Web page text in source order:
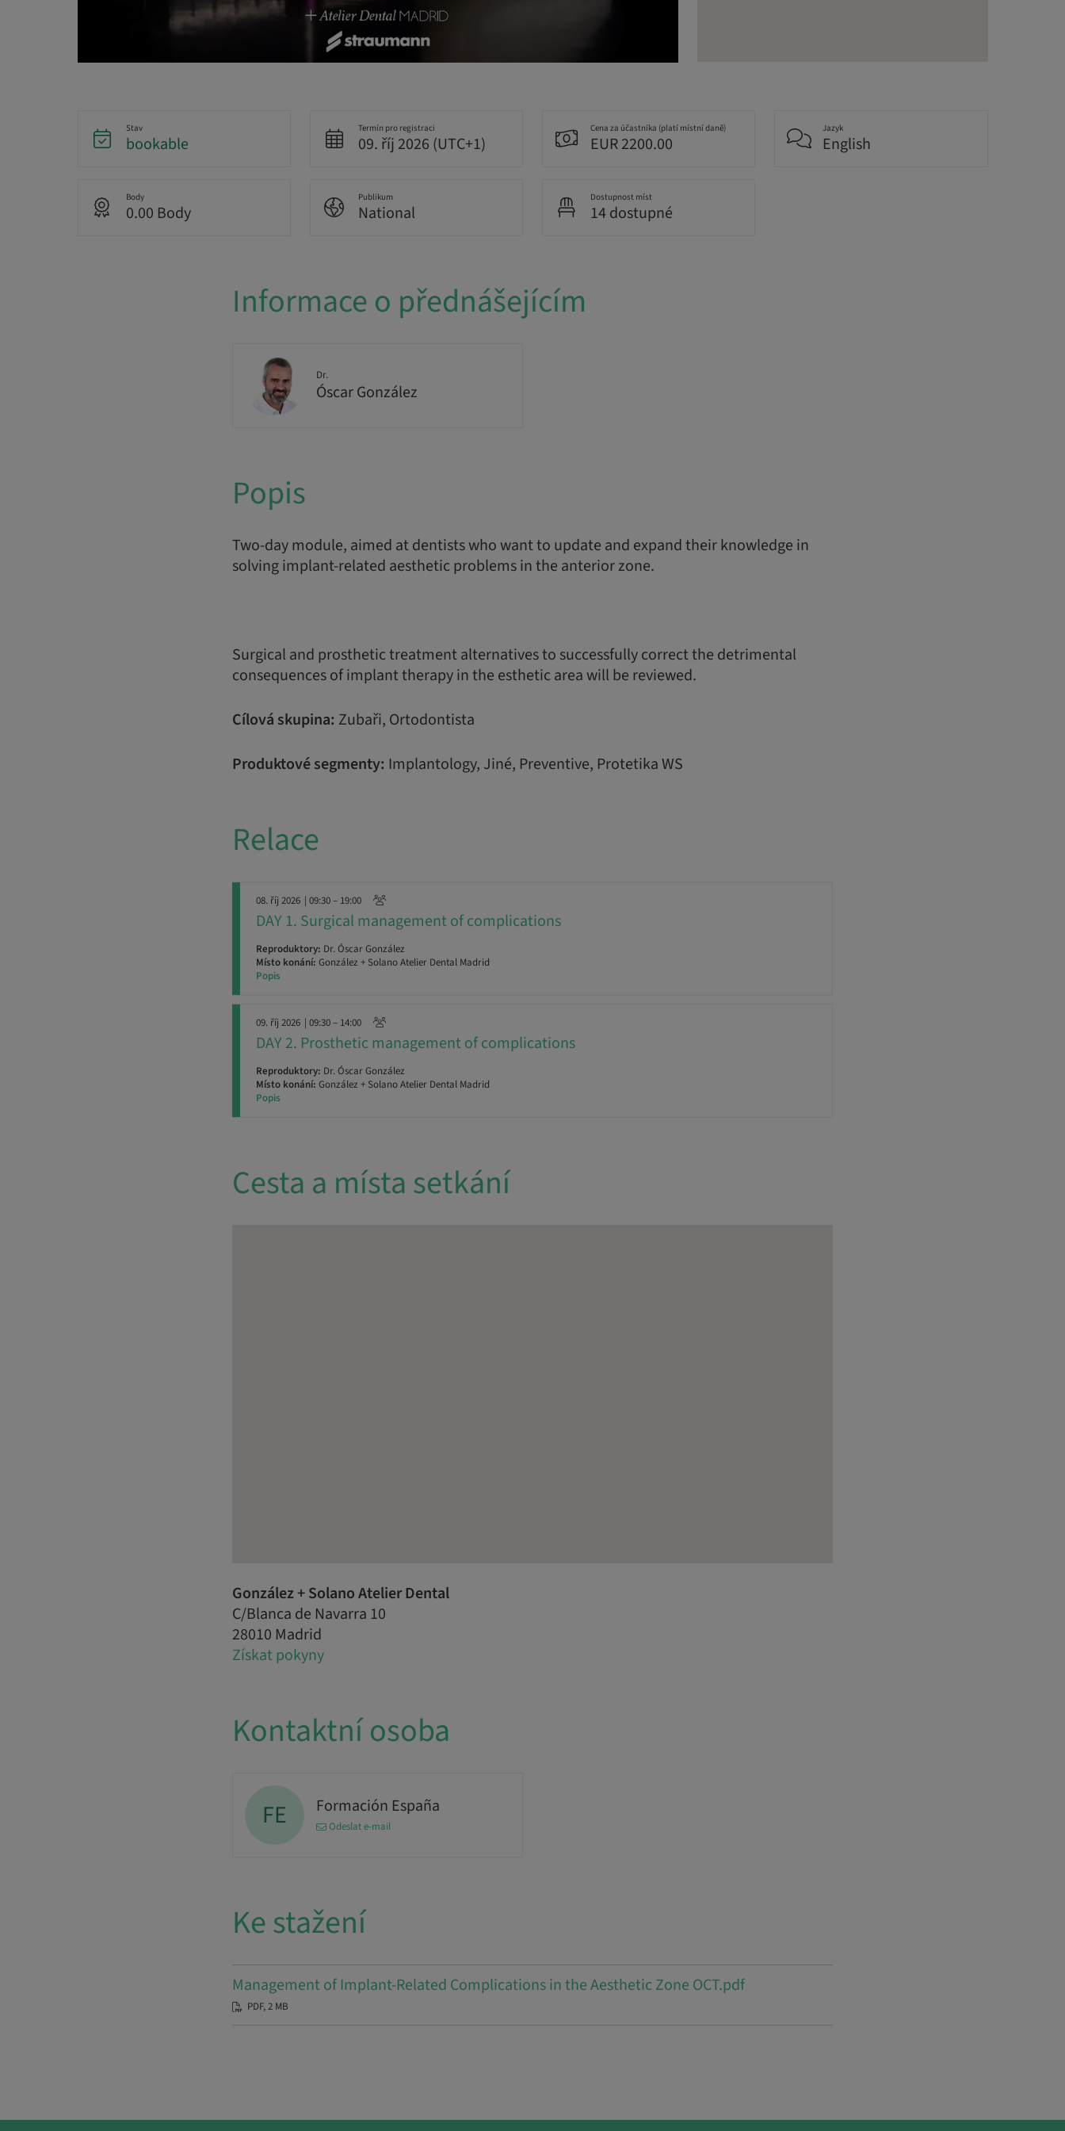
Stav
bookable
Termín pro registraci
09. říj 2026 (UTC+1)
Cena za účastníka (platí místní daně)
EUR 2200.00
Jazyk
English
Body
0.00 Body
Publikum
National
Dostupnost míst
14 dostupné
Informace o přednášejícím
Dr.
Óscar González
Popis
Two-day module, aimed at dentists who want to update and expand their knowledge in
solving implant-related aesthetic problems in the anterior zone.
Surgical and prosthetic treatment alternatives to successfully correct the detrimental
consequences of implant therapy in the esthetic area will be reviewed.
Cílová skupina: Zubaři, Ortodontista
Produktové segmenty: Implantology, Jiné, Preventive, Protetika WS
Relace
08. říj 2026 | 09:30 – 19:00
DAY 1. Surgical management of complications
Reproduktory: Dr. Óscar González
Místo konání: González + Solano Atelier Dental Madrid
Popis
09. říj 2026 | 09:30 – 14:00
DAY 2. Prosthetic management of complications
Reproduktory: Dr. Óscar González
Místo konání: González + Solano Atelier Dental Madrid
Popis
Cesta a místa setkání
González + Solano Atelier Dental
C/Blanca de Navarra 10
28010 Madrid
Získat pokyny
Kontaktní osoba
FE Formación España
Odeslat e-mail
Ke stažení
Management of Implant-Related Complications in the Aesthetic Zone OCT.pdf
PDF, 2 MB